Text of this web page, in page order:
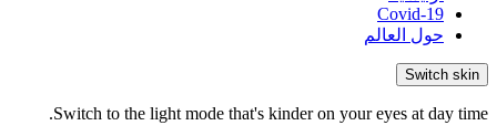
Covid-19
حول العالم
Switch skin
Switch to the light mode that's kinder on your eyes at day time.